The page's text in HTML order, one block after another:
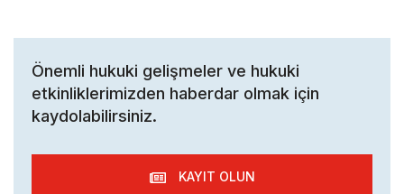
Önemli hukuki gelişmeler ve hukuki
etkinliklerimizden haberdar olmak için
kaydolabilirsiniz.
KAYIT OLUN